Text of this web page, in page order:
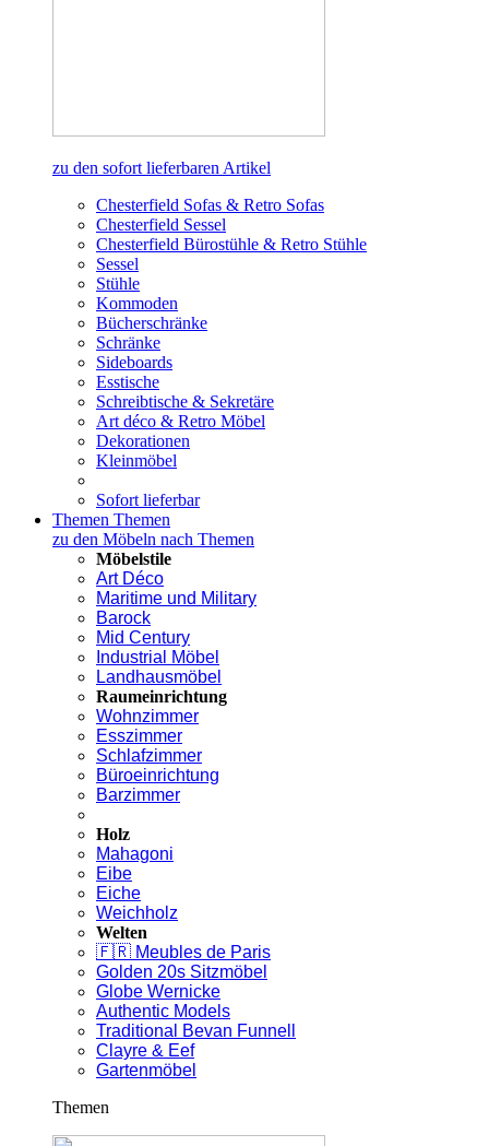
zu den sofort lieferbaren Artikel
Chesterfield Sofas & Retro Sofas
Chesterfield Sessel
Chesterfield Bürostühle & Retro Stühle
Sessel
Stühle
Kommoden
Bücherschränke
Schränke
Sideboards
Esstische
Schreibtische & Sekretäre
Art déco & Retro Möbel
Dekorationen
Kleinmöbel
Sofort lieferbar
Themen Themen
zu den Möbeln nach Themen
Möbelstile
Art Déco
Maritime und Military
Barock
Mid Century
Industrial Möbel
Landhausmöbel
Raumeinrichtung
Wohnzimmer
Esszimmer
Schlafzimmer
Büroeinrichtung
Barzimmer
Holz
Mahagoni
Eibe
Eiche
Weichholz
Welten
🇫🇷 Meubles de Paris
Golden 20s Sitzmöbel
Globe Wernicke
Authentic Models
Traditional Bevan Funnell
Clayre & Eef
Gartenmöbel
Themen